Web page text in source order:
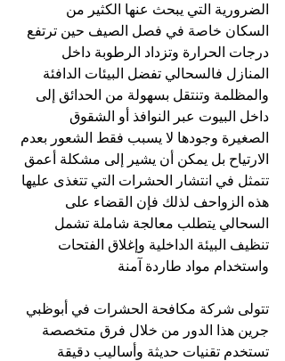
الضرورية التي يبحث عنها الكثير من
السكان خاصة في فصل الصيف حين ترتفع
درجات الحرارة وتزداد الرطوبة داخل
المنازل فالسحالي تفضل البيئات الدافئة
والمظلمة وتنتقل بسهولة من الحدائق إلى
داخل البيوت عبر النوافذ أو الشقوق
الصغيرة وجودها لا يسبب فقط الشعور بعدم
الارتياح بل يمكن أن يشير إلى مشكلة أعمق
تتمثل في انتشار الحشرات التي تتغذى عليها
هذه الزواحف لذلك فإن القضاء على
السحالي يتطلب معالجة شاملة تشمل
تنظيف البيئة الداخلية وإغلاق الفتحات
واستخدام مواد طاردة آمنة
تتولى شركة مكافحة الحشرات في أبوظبي
جرين هذا الدور من خلال فرق متخصصة
تستخدم تقنيات حديثة وأساليب دقيقة